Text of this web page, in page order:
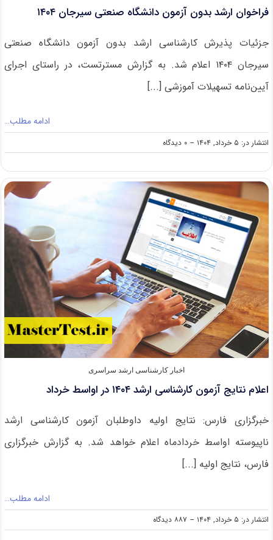
فراخوان ارشد بدون آزمون دانشگاه صنعتی سیرجان ۱۴۰۴
جزئیات پذیرش کارشناسی ارشد بدون آزمون دانشگاه صنعتی
سیرجان ۱۴۰۴ اعلام شد. به گزارش مسترتست، در راستای اجرای
آیین‌نامه تسهیلات آموزشی [...]
ادامه مطلب…
انتشار در: ۵ خرداد, ۱۴۰۴ -- ۰ دیدگاه
on
فراخوان
بدون
آزمون
دانشگاه
صنعتی
سیرجان
۱۴۰۴
اخبار کارشناسی ارشد سراسری
اعلام نتایج آزمون کارشناسی ارشد ۱۴۰۴ در اواسط خرداد
خبرگزاری فارس: نتایج اولیه داوطلبان آزمون کارشناسی ارشد
ناپیوسته اواسط خردادماه اعلام خواهد شد. به گزارش خبرگزاری
فارس، نتایج اولیه [...]
ادامه مطلب…
انتشار در: ۵ خرداد, ۱۴۰۴ -- ۸۸۷ دیدگاه
on
اعلام